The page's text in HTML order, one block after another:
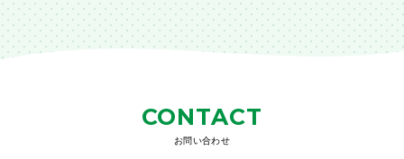
CONTACT
お問い合わせ